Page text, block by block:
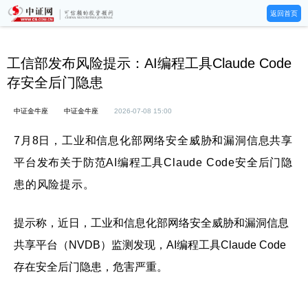
返回首页
工信部发布风险提示：AI编程工具Claude Code
存安全后门隐患
中证金牛座 中证金牛座 2026-07-08 15:00
7月8日，工业和信息化部网络安全威胁和漏洞信息共享
平台发布关于防范AI编程工具Claude Code安全后门隐
患的风险提示。
提示称，近日，工业和信息化部网络安全威胁和漏洞信息
共享平台（NVDB）监测发现，AI编程工具Claude Code
存在安全后门隐患，危害严重。